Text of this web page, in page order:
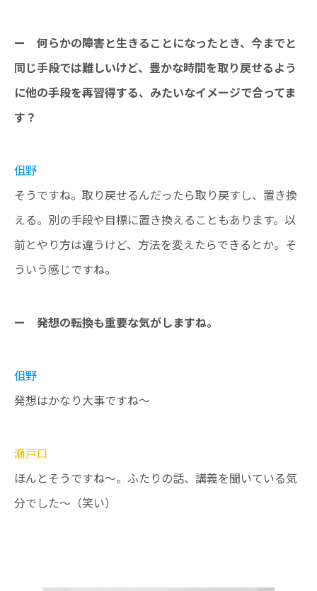
ー 何らかの障害と生きることになったとき、今までと
同じ手段では難しいけど、豊かな時間を取り戻せるよう
に他の手段を再習得する、みたいなイメージで合ってま
す？
伹野
そうですね。取り戻せるんだったら取り戻すし、置き換
える。別の手段や目標に置き換えることもあります。以
前とやり方は違うけど、方法を変えたらできるとか。そ
ういう感じですね。
ー 発想の転換も重要な気がしますね。
伹野
発想はかなり大事ですね〜
瀬戸口
ほんとそうですね〜。ふたりの話、講義を聞いている気
分でした〜（笑い）